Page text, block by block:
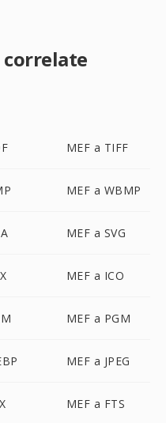
MEF a TIFF
MEF a WBMP
MEF a SVG
MEF a ICO
MEF a PGM
MEF a JPEG
MEF a FTS